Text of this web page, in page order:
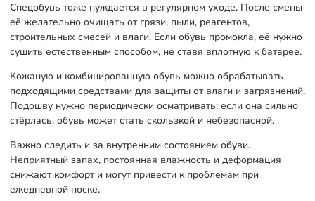
Спецобувь тоже нуждается в регулярном уходе. После смены
её желательно очищать от грязи, пыли, реагентов,
строительных смесей и влаги. Если обувь промокла, её нужно
сушить естественным способом, не ставя вплотную к батарее.
Кожаную и комбинированную обувь можно обрабатывать
подходящими средствами для защиты от влаги и загрязнений.
Подошву нужно периодически осматривать: если она сильно
стёрлась, обувь может стать скользкой и небезопасной.
Важно следить и за внутренним состоянием обуви.
Неприятный запах, постоянная влажность и деформация
снижают комфорт и могут привести к проблемам при
ежедневной носке.